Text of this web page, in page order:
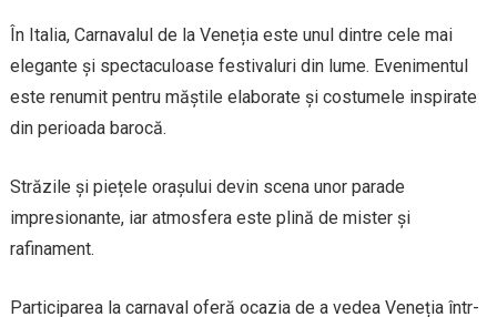
În Italia, Carnavalul de la Veneția este unul dintre cele mai
elegante și spectaculoase festivaluri din lume. Evenimentul
este renumit pentru măștile elaborate și costumele inspirate
din perioada barocă.
Străzile și piețele orașului devin scena unor parade
impresionante, iar atmosfera este plină de mister și
rafinament.
Participarea la carnaval oferă ocazia de a vedea Veneția într-